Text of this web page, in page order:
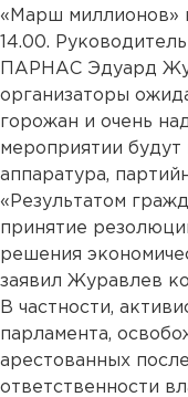
«Марш миллионов»
14.00.
ПАРНАС Эдуард
организаторы
горожан и очень
мероприятии будут
аппаратура,
«Результатом
принятие
решения
заявил Журавлев
В частности,
парламента,
арестованных
ответственности